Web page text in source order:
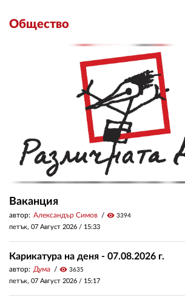
Общество
Ваканция
автор: Александър Симов visibility 3394
петък, 07 Август 2026 / 15:33
Карикатура на деня - 07.08.2026 г.
автор: Дума visibility 3635
петък, 07 Август 2026 / 15:17